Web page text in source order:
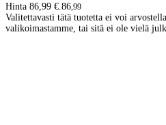
Hinta 86,99 €. 86,99
Valitettavasti tätä tuotetta ei voi
valikoimastamme, tai sitä ei ole vielä